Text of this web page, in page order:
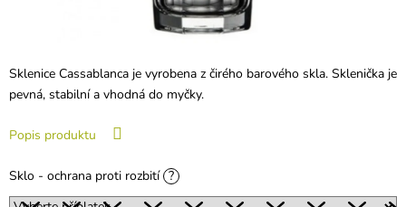
Sklenice Cassablanca je vyrobena z čirého barového skla. Sklenička je
pevná, stabilní a vhodná do myčky.
Popis produktu
Sklo - ochrana proti rozbití ?